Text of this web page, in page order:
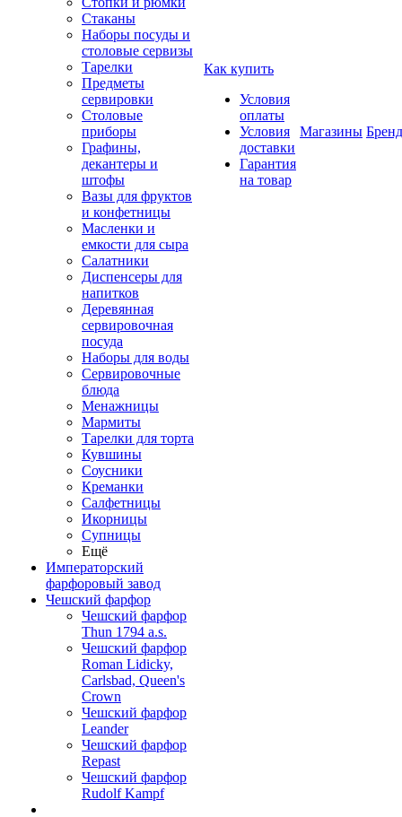
Стаканы
Наборы посуды и
столовые сервизы
Тарелки
Предметы
сервировки
Столовые
приборы
Графины,
декантеры и
штофы
Вазы для фруктов
и конфетницы
Масленки и
емкости для сыра
Салатники
Диспенсеры для
напитков
Деревянная
сервировочная
посуда
Наборы для воды
Сервировочные
блюда
Менажницы
Мармиты
Тарелки для торта
Кувшины
Соусники
Креманки
Салфетницы
Икорницы
Супницы
Ещё
Императорский
фарфоровый завод
Чешский фарфор
Чешский фарфор
Thun 1794 a.s.
Чешский фарфор
Roman Lidicky,
Carlsbad, Queen's
Crown
Чешский фарфор
Leander
Чешский фарфор
Repast
Чешский фарфор
Rudolf Kampf
Как купить
Условия
оплаты
Условия
доставки
Гарантия
на товар
Магазины